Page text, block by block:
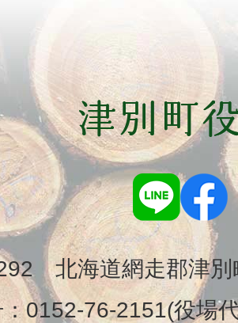
北海道網走郡津別
0152-76-2151(役場